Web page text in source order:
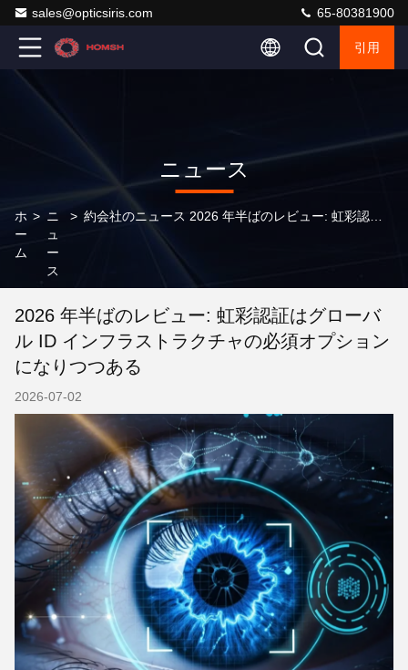
sales@opticsiris.com 65-80381900
引用
ニュース
ホ
ー
ム
> ニ
ュ
ー
ス
>
2026 年半ばのレビュー: 虹彩認証はグローバ
ル ID インフラストラクチャの必須オプション
になりつつある
2026-07-02